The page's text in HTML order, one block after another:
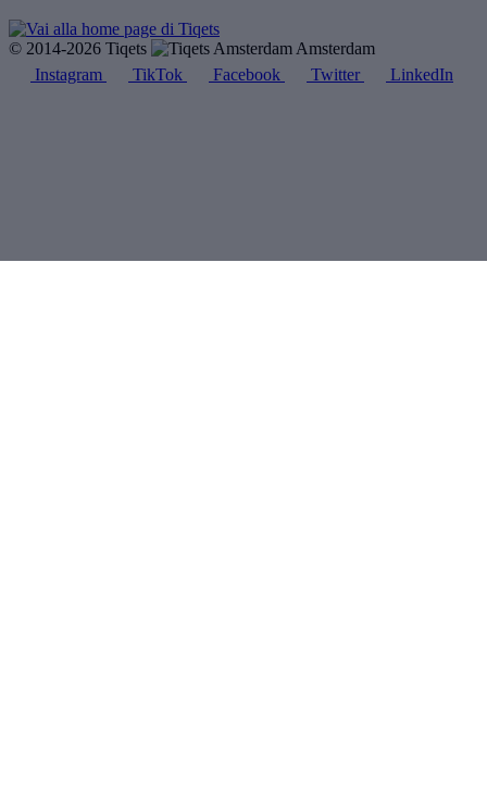
© 2014-2026 Tiqets
Amsterdam
Instagram
TikTok Facebook Twitter LinkedIn